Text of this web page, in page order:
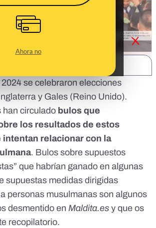
Ahora no
se celebraron elecciones
y Gales (Reino Unido).
han circulado bulos que
los resultados de estos
intentan relacionar con la
. Bulos sobre supuestos
que habrían ganado en algunas
supuestas medidas dirigidas
personas musulmanas son algunos
desmentido en Maldita.es y que os
recopilatorio.